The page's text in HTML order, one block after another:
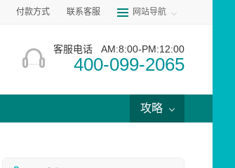
付款方式 联系客服 网站导航
客服电话 AM:8:00-PM:12:00
400-099-2065
攻略